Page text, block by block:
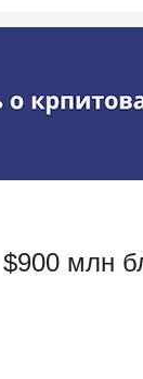
млн